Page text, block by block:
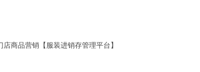
商品营销【服装进销存管理平台】